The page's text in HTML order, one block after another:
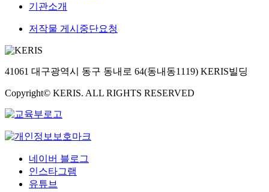
기관소개
저작물 게시중단요청
41061 대구광역시 동구 동내로 64(동내동1119) KERIS빌딩
Copyright© KERIS. ALL RIGHTS RESERVED
네이버 블로그
인스타그램
유튜브